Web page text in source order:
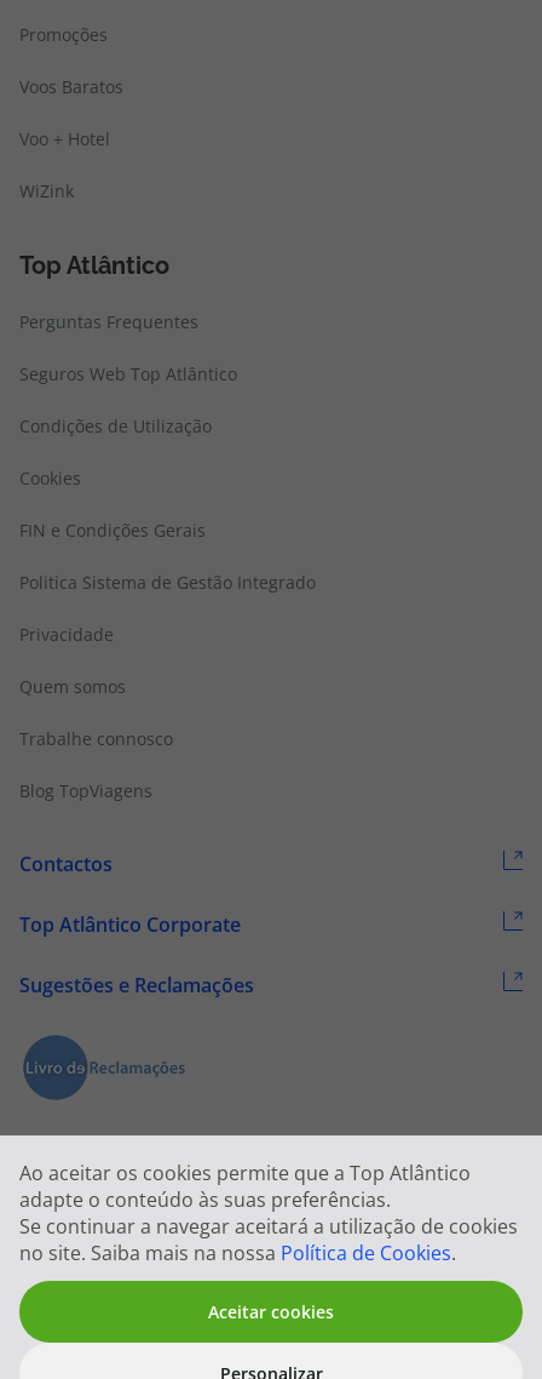
Ao aceitar os cookies permite que a Top Atlântico
adapte o conteúdo às suas preferências.
Se continuar a navegar aceitará a utilização de cookies
no site. Saiba mais na nossa Política de Cookies.
Aceitar cookies
Personalizar
Promoções
Voos Baratos
Voo + Hotel
WiZink
Top Atlântico
Perguntas Frequentes
Seguros Web Top Atlântico
Condições de Utilização
Cookies
FIN e Condições Gerais
Politica Sistema de Gestão Integrado
Privacidade
Quem somos
Trabalhe connosco
Blog TopViagens
Contactos
Top Atlântico Corporate
Sugestões e Reclamações
2026 © Todos os direitos reservados:Top Atlântico, Viagens e Turismo